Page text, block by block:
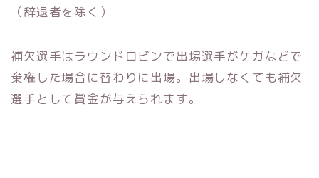
（辞退者を除く）
補欠選手はラウンドロビンで出場選手がケガなどで
棄権した場合に替わりに出場。出場しなくても補欠
選手として賞金が与えられます。